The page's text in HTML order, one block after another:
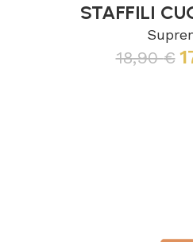
STAFFILI
18,90€